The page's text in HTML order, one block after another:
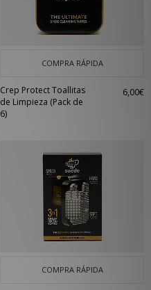
COMPRA RÁPIDA
Crep Protect Toallitas
de Limpieza (Pack de
6)
6,00€
COMPRA RÁPIDA